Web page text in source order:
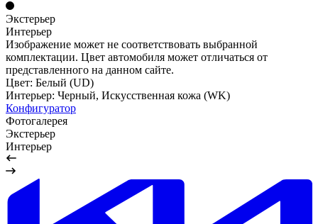
Экстерьер
Интерьер
Изображение может не соответствовать выбранной
комплектации. Цвет автомобиля может отличаться от
представленного на данном сайте.
Цвет: Белый (UD)
Интерьер: Черный, Искусственная кожа (WK)
Конфигуратор
Фотогалерея
Экстерьер
Интерьер